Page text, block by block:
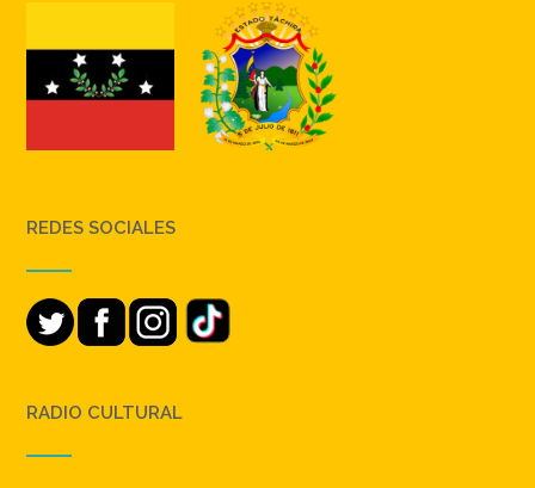
REDES SOCIALES
RADIO CULTURAL